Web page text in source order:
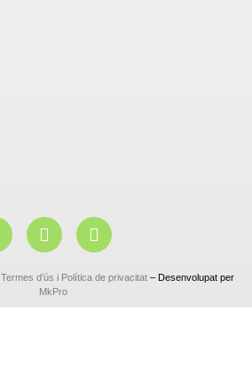
Termes d’ús i Política de privacitat– Desenvolupat per
MkPro